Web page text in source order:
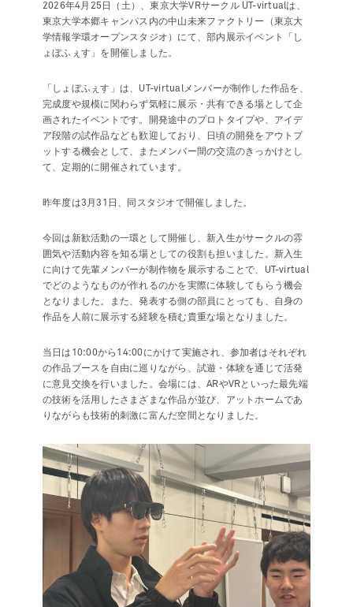
2026年4月25日（土）、東京大学VRサークル UT-virtualは、
東京大学本郷キャンパス内の中山未来ファクトリー（東京大
学情報学環オープンスタジオ）にて、部内展示イベント「し
ょぼふぇす」を開催しました。
「しょぼふぇす」は、UT-virtualメンバーが制作した作品を、
完成度や規模に関わらず気軽に展示・共有できる場として企
画されたイベントです。開発途中のプロトタイプや、アイデ
ア段階の試作品なども歓迎しており、日頃の開発をアウトプ
ットする機会として、またメンバー間の交流のきっかけとし
て、定期的に開催されています。
昨年度は3月31日、同スタジオで開催しました。
今回は新歓活動の一環として開催し、新入生がサークルの雰
囲気や活動内容を知る場としての役割も担いました。新入生
に向けて先輩メンバーが制作物を展示することで、UT-virtual
でどのようなものが作れるのかを実際に体験してもらう機会
となりました。また、発表する側の部員にとっても、自身の
作品を人前に展示する経験を積む貴重な場となりました。
当日は10:00から14:00にかけて実施され、参加者はそれぞれ
の作品ブースを自由に巡りながら、試遊・体験を通じて活発
に意見交換を行いました。会場には、ARやVRといった最先端
の技術を活用したさまざまな作品が並び、アットホームであ
りながらも技術的刺激に富んだ空間となりました。